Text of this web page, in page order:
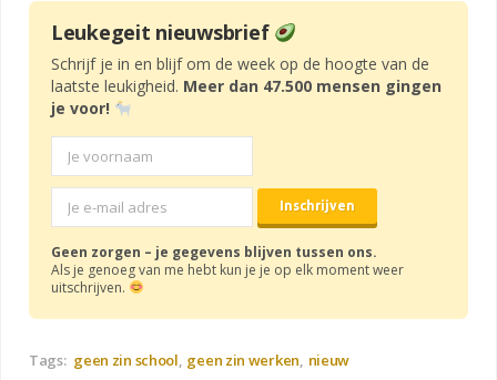
Leukegeit nieuwsbrief
Schrijf je in en blijf om de week op de hoogte van de
laatste leukigheid. Meer dan 47.500 mensen gingen
je voor!
Geen zorgen – je gegevens blijven tussen ons.
Als je genoeg van me hebt kun je je op elk moment weer
uitschrijven.
Tags: geen zin school geen zin werken nieuw